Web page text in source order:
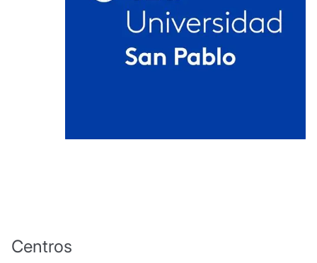
Centros